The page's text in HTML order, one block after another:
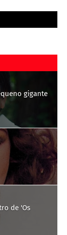
gigante
de 'Os